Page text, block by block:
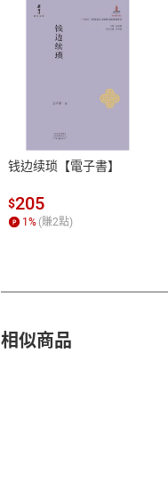
付款方式
ATM轉帳、信用卡、
钱边续琐【電子書】
$205
1% (賺2點)
相似商品